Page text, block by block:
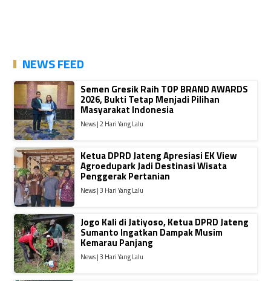
NEWS FEED
Semen Gresik Raih TOP BRAND AWARDS
2026, Bukti Tetap Menjadi Pilihan
Masyarakat Indonesia
News | 2 Hari Yang Lalu
Ketua DPRD Jateng Apresiasi EK View
Agroedupark Jadi Destinasi Wisata
Penggerak Pertanian
News | 3 Hari Yang Lalu
Jogo Kali di Jatiyoso, Ketua DPRD Jateng
Sumanto Ingatkan Dampak Musim
Kemarau Panjang
News | 3 Hari Yang Lalu